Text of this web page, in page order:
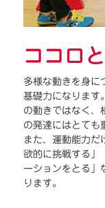
ココロ
多様な動きを身に
基礎力になります
の動きではなく、
の発達にはとても
また、運動能力だ
欲的に挑戦する」
ーションをとる」
ります。